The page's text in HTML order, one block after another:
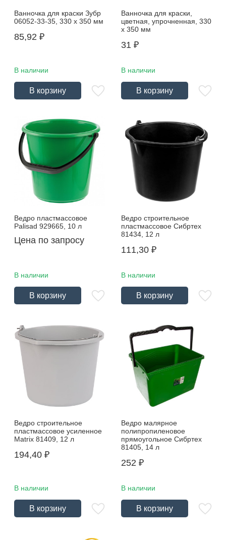
Ванночка для краски Зубр
06052-33-35, 330 х 350 мм
85,92 ₽
В наличии
В корзину
Ванночка для краски,
цветная, упрочненная, 330
х 350 мм
31 ₽
В наличии
В корзину
Ведро пластмассовое
Palisad 929665, 10 л
Цена по запросу
В наличии
В корзину
Ведро строительное
пластмассовое Сибртех
81434, 12 л
111,30 ₽
В наличии
В корзину
Ведро строительное
пластмассовое усиленное
Matrix 81409, 12 л
194,40 ₽
В наличии
В корзину
Ведро малярное
полипропиленовое
прямоугольное Сибртех
81405, 14 л
252 ₽
В наличии
В корзину